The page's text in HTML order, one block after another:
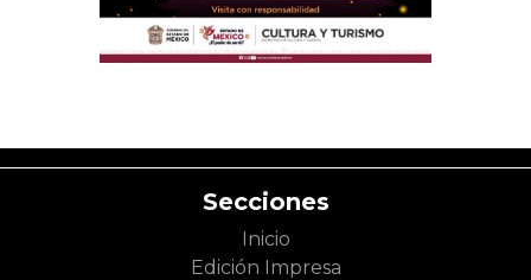
Secciones
Inicio
Edición Impresa